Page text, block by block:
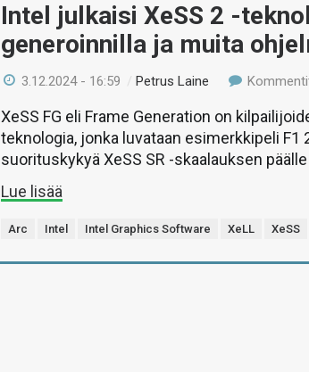
Intel julkaisi XeSS 2 -
generoinnilla ja muita
3.12.2024 - 16:59 /Petrus Laine
XeSS FG eli Frame Generation on
teknologia, jonka luvataan esimerkkipeli F1
suorituskykyä XeSS SR -skaalauksen
Lue lisää
Arc Intel Intel Graphics Software XeLL XeSS